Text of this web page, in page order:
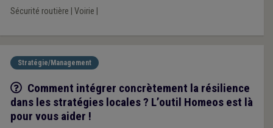
Sécurité routière Voirie
Stratégie/Management
Q/R
Comment intégrer concrètement la résilience
dans les stratégies locales ? L’outil Homeos est là
pour vous aider !